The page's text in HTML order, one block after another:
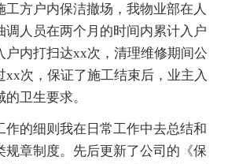
方户内保洁撤场，我物业部在人
调人员在两个月的时间内累计入户
户内打扫达xx次，清理维修期间公
xx次，保证了施工结束后，业主入
卫生要求。
的细则我在日常工作中去总结和
规章制度。先后更新了公司的《保